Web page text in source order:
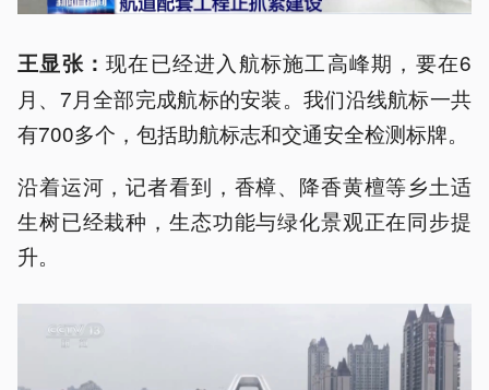
王显张： 现在已经进入航标施工高峰期，要在6
月、7月全部完成航标的安装。我们沿线航标一共
有700多个，包括助航标志和交通安全检测标牌。
沿着运河，记者看到，香樟、降香黄檀等乡土适
生树已经栽种，生态功能与绿化景观正在同步提
升。